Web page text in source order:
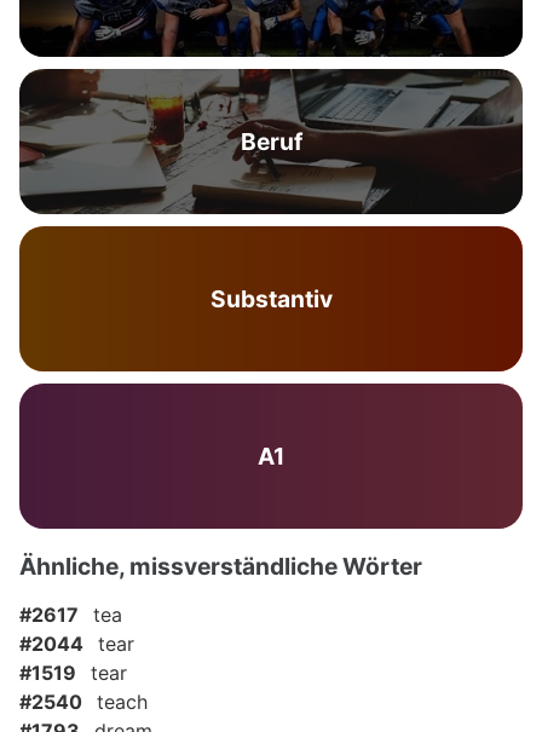
Beruf
Substantiv
A1
Ähnliche, missverständliche Wörter
#2617
tea
#2044 tear
#1519
tear
#2540 teach